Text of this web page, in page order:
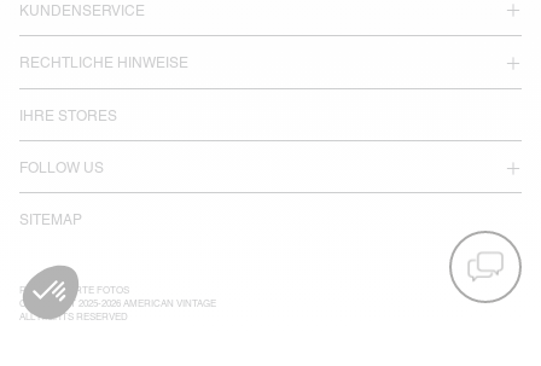
KUNDENSERVICE
RECHTLICHE HINWEISE
IHRE STORES
FOLLOW US
SITEMAP
RETUSCHIERTE FOTOS
COPYRIGHT 2025-2026 AMERICAN VINTAGE
ALL RIGHTS RESERVED